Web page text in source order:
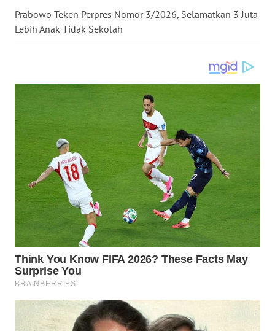
Prabowo Teken Perpres Nomor 3/2026, Selamatkan 3 Juta
Lebih Anak Tidak Sekolah
WN
NIAS
LANGKAT
TAPANULI
SELATAN
WN
TANJUNG
LESUNG
KARO
WN
SIMALUNGUN
LABUHANBATU